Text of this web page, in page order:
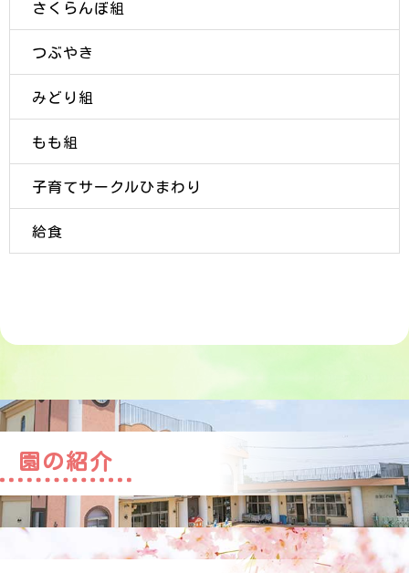
さくらんぼ組
つぶやき
みどり組
もも組
子育てサークルひまわり
給食
園の紹介